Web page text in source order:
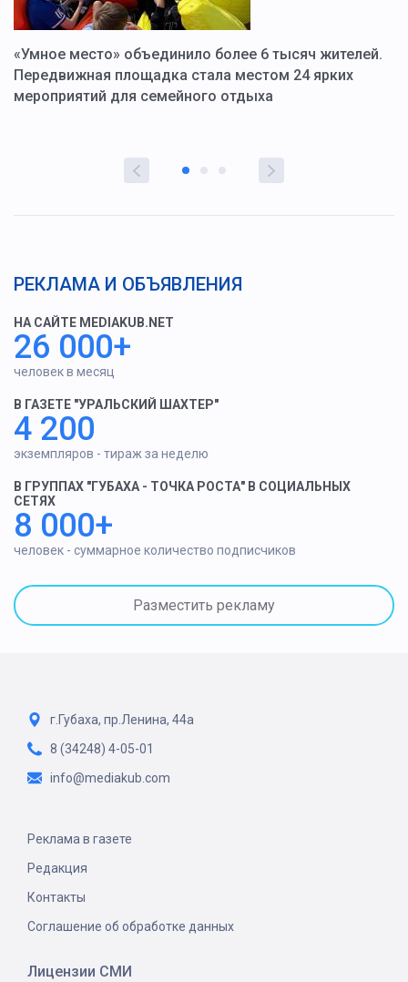
«Умное место» объединило более 6 тысяч жителей.
Передвижная площадка стала местом 24 ярких
мероприятий для семейного отдыха
РЕКЛАМА И ОБЪЯВЛЕНИЯ
НА САЙТЕ MEDIAKUB.NET
26 000+
человек в месяц
В ГАЗЕТЕ "УРАЛЬСКИЙ ШАХТЕР"
4 200
экземпляров - тираж за неделю
В ГРУППАХ "ГУБАХА - ТОЧКА РОСТА" В СОЦИАЛЬНЫХ
СЕТЯХ
8 000+
человек - суммарное количество подписчиков
Разместить рекламу
г.Губаха, пр.Ленина, 44а
8 (34248) 4-05-01
info@mediakub.com
Реклама в газете
Редакция
Контакты
Соглашение об обработке данных
Лицензии СМИ